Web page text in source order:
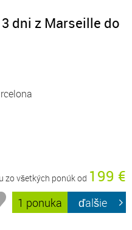
dni z Marseille do
zo všetkých ponúk od 199 €
1 ponuka ďalšie